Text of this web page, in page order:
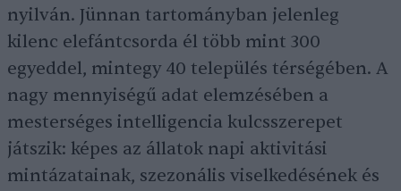
nyilván. Jünnan tartományban jelenleg
kilenc elefántcsorda él több mint 300
egyeddel, mintegy 40 település térségében. A
nagy mennyiségű adat elemzésében a
mesterséges intelligencia kulcsszerepet
játszik: képes az állatok napi aktivitási
mintázatainak, szezonális viselkedésének és